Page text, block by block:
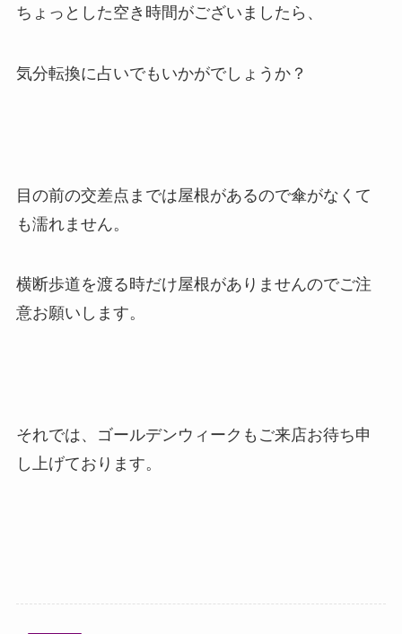
ちょっとした空き時間がございましたら、
気分転換に占いでもいかがでしょうか？
目の前の交差点までは屋根があるので傘がなくて
も濡れません。
横断歩道を渡る時だけ屋根がありませんのでご注
意お願いします。
それでは、ゴールデンウィークもご来店お待ち申
し上げております。